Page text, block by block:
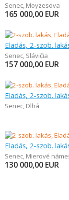
Senec, Moyzesova
165 000,00 EUR
Eladás, 2-szob.
Senec, Slávičia
157 000,00 EUR
Eladás, 2-szob.
Senec, Dlhá
Eladás, 2-szob.
Senec, Mierové
130 000,00 EUR